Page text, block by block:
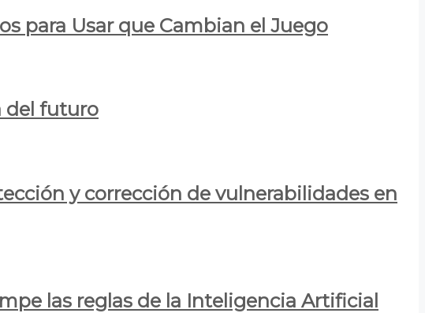
para Usar que Cambian el Juego
del futuro
y corrección de vulnerabilidades en
las reglas de la Inteligencia Artificial